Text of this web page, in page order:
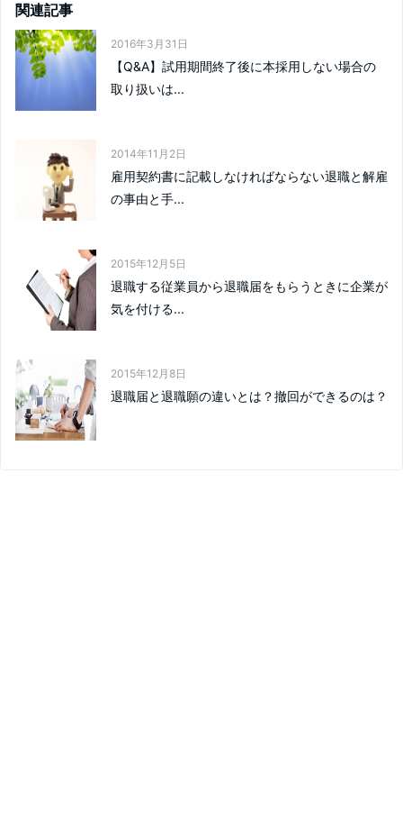
関連記事
2016年3月31日
【Q&A】試用期間終了後に本採用しない場合の
取り扱いは...
2014年11月2日
雇用契約書に記載しなければならない退職と解雇
の事由と手...
2015年12月5日
退職する従業員から退職届をもらうときに企業が
気を付ける...
2015年12月8日
退職届と退職願の違いとは？撤回ができるのは？